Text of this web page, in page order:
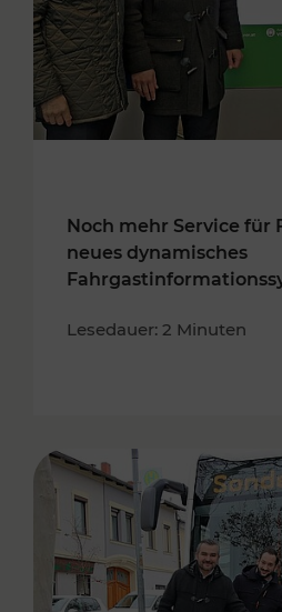
Noch mehr Service für
neues dynamisches
Lesedauer: 2 Minuten